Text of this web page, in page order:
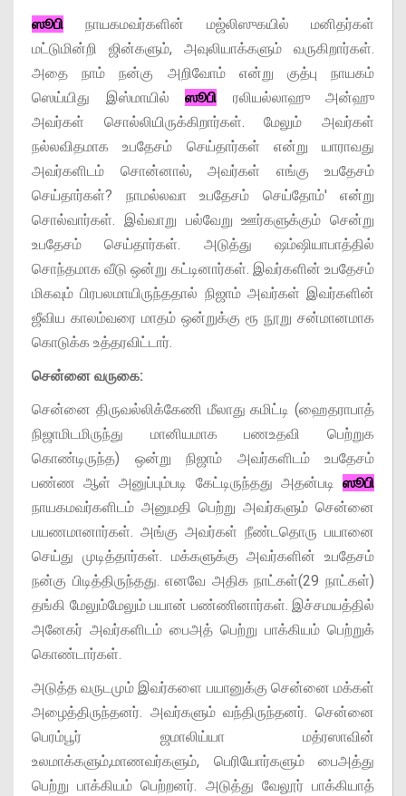
ஸூபி நாயகமவர்களின் மஜ்லிஸுகயில் மனிதர்கள்
மட்டுமின்றி ஜின்களும், அவுலியாக்களும் வருகிறார்கள்.
அதை நாம் நன்கு அறிவோம் என்று குத்பு நாயகம்
ஸெய்யிது இஸ்மாயில் ஸூபி ரலியல்லாஹு அன்ஹு
அவர்கள் சொல்லியிருக்கிறார்கள். மேலும் அவர்கள்
நல்லவிதமாக உபதேசம் செய்தார்கள் என்று யாராவது
அவர்களிடம் சொன்னால், அவர்கள் எங்கு உபதேசம்
செய்தார்கள்? நாமல்லவா உபதேசம் செய்தோம்' என்று
சொல்வார்கள். இவ்வாறு பல்வேறு ஊர்களுக்கும் சென்று
உபதேசம் செய்தார்கள். அடுத்து ஷம்ஷியாபாத்தில்
சொந்தமாக வீடு ஒன்று கட்டினார்கள். இவர்களின் உபதேசம்
மிகவும் பிரபலமாயிருந்ததால் நிஜாம் அவர்கள் இவர்களின்
ஜீவிய காலம்வரை மாதம் ஒன்றுக்கு ரூ நூறு சன்மானமாக
கொடுக்க உத்தரவிட்டார்.
சென்னை வருகை:
சென்னை திருவல்லிக்கேணி மீலாது கமிட்டி (ஹைதராபாத்
நிஜாமிடமிருந்து மானியமாக பணஉதவி பெற்றுக
கொண்டிருந்த) ஒன்று நிஜாம் அவர்களிடம் உபதேசம்
பண்ண ஆள் அனுப்பும்படி கேட்டிருந்தது அதன்படி ஸூபி
நாயகமவர்களிடம் அனுமதி பெற்று அவர்களும் சென்னை
பயணமானார்கள். அங்கு அவர்கள் நீண்டதொரு பயானை
செய்து முடித்தார்கள். மக்களுக்கு அவர்களின் உபதேசம்
நன்கு பிடித்திருந்தது. எனவே அதிக நாட்கள்(29 நாட்கள்)
தங்கி மேலும்மேலும் பயான் பண்ணினார்கள். இச்சமயத்தில்
அனேகர் அவர்களிடம் பைஅத் பெற்று பாக்கியம் பெற்றுக்
கொண்டார்கள்.
அடுத்த வருடமும் இவர்களை பயானுக்கு சென்னை மக்கள்
அழைத்திருந்தனர். அவர்களும் வந்திருந்தனர். சென்னை
பெரம்பூர் ஜமாலிய்யா மத்ரஸாவின்
உலமாக்களும்,மாணவர்களும், பெரியோர்களும் பைஅத்து
பெற்று பாக்கியம் பெற்றனர். அடுத்து வேலூர் பாக்கியாத்